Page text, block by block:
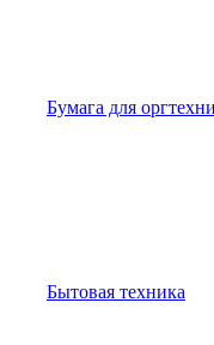
Бумага для
Бытовая техника